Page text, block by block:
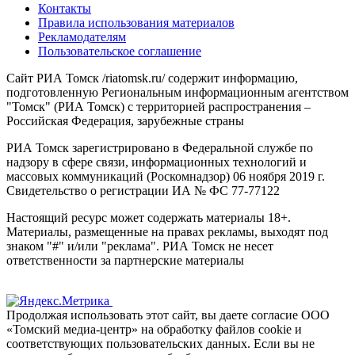
Контакты
Правила использования материалов
Рекламодателям
Пользовательское соглашение
Сайт РИА Томск /riatomsk.ru/ содержит информацию,
подготовленную Региональным информационным агентством
"Томск" (РИА Томск) с территорией распространения –
Российская Федерация, зарубежные страны
РИА Томск зарегистрировано в Федеральной службе по
надзору в сфере связи, информационных технологий и
массовых коммуникаций (Роскомнадзор) 06 ноября 2019 г.
Свидетельство о регистрации ИА № ФС 77-77122
Настоящий ресурс может содержать материалы 18+.
Материалы, размещенные на правах рекламы, выходят под
знаком "#" и/или "реклама". РИА Томск не несет
ответственности за партнерские материалы
Продолжая использовать этот сайт, вы даете согласие ООО
«Томский медиа-центр» на обработку файлов cookie и
соответствующих пользовательских данных. Если вы не